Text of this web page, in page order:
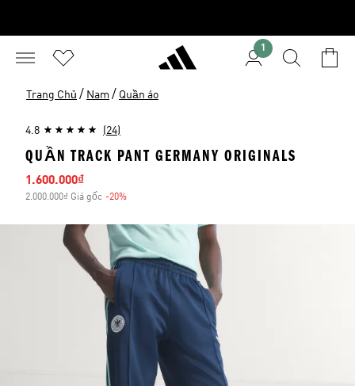
1
Trang Chủ / Nam / Quần áo
4.8 (24)
QUẦN TRACK PANT GERMANY ORIGINALS
Giá bán
1.600.000₫
2.000.000₫ Giá gốc -20%